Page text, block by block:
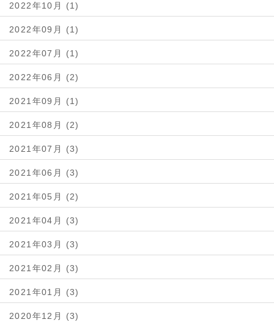
2022年10月 (1)
2022年09月 (1)
2022年07月 (1)
2022年06月 (2)
2021年09月 (1)
2021年08月 (2)
2021年07月 (3)
2021年06月 (3)
2021年05月 (2)
2021年04月 (3)
2021年03月 (3)
2021年02月 (3)
2021年01月 (3)
2020年12月 (3)